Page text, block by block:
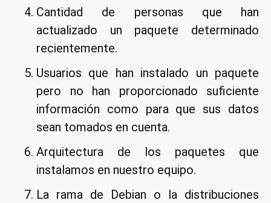
Cantidad de personas que han
actualizado un paquete determinado
recientemente.
Usuarios que han instalado un paquete
pero no han proporcionado suficiente
información como para que sus datos
sean tomados en cuenta.
Arquitectura de los paquetes que
instalamos en nuestro equipo.
La rama de Debian o la distribuciones